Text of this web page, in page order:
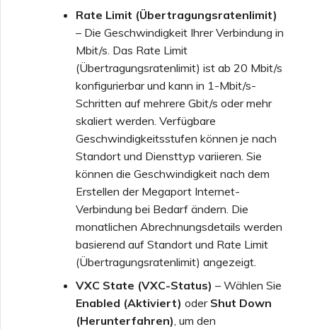
Rate Limit (Übertragungsratenlimit)
– Die Geschwindigkeit Ihrer Verbindung in
Mbit/s. Das Rate Limit
(Übertragungsratenlimit) ist ab 20 Mbit/s
konfigurierbar und kann in 1-Mbit/s-
Schritten auf mehrere Gbit/s oder mehr
skaliert werden. Verfügbare
Geschwindigkeitsstufen können je nach
Standort und Diensttyp variieren. Sie
können die Geschwindigkeit nach dem
Erstellen der Megaport Internet-
Verbindung bei Bedarf ändern. Die
monatlichen Abrechnungsdetails werden
basierend auf Standort und Rate Limit
(Übertragungsratenlimit) angezeigt.
VXC State (VXC-Status) – Wählen Sie
Enabled (Aktiviert) oder Shut Down
(Herunterfahren), um den